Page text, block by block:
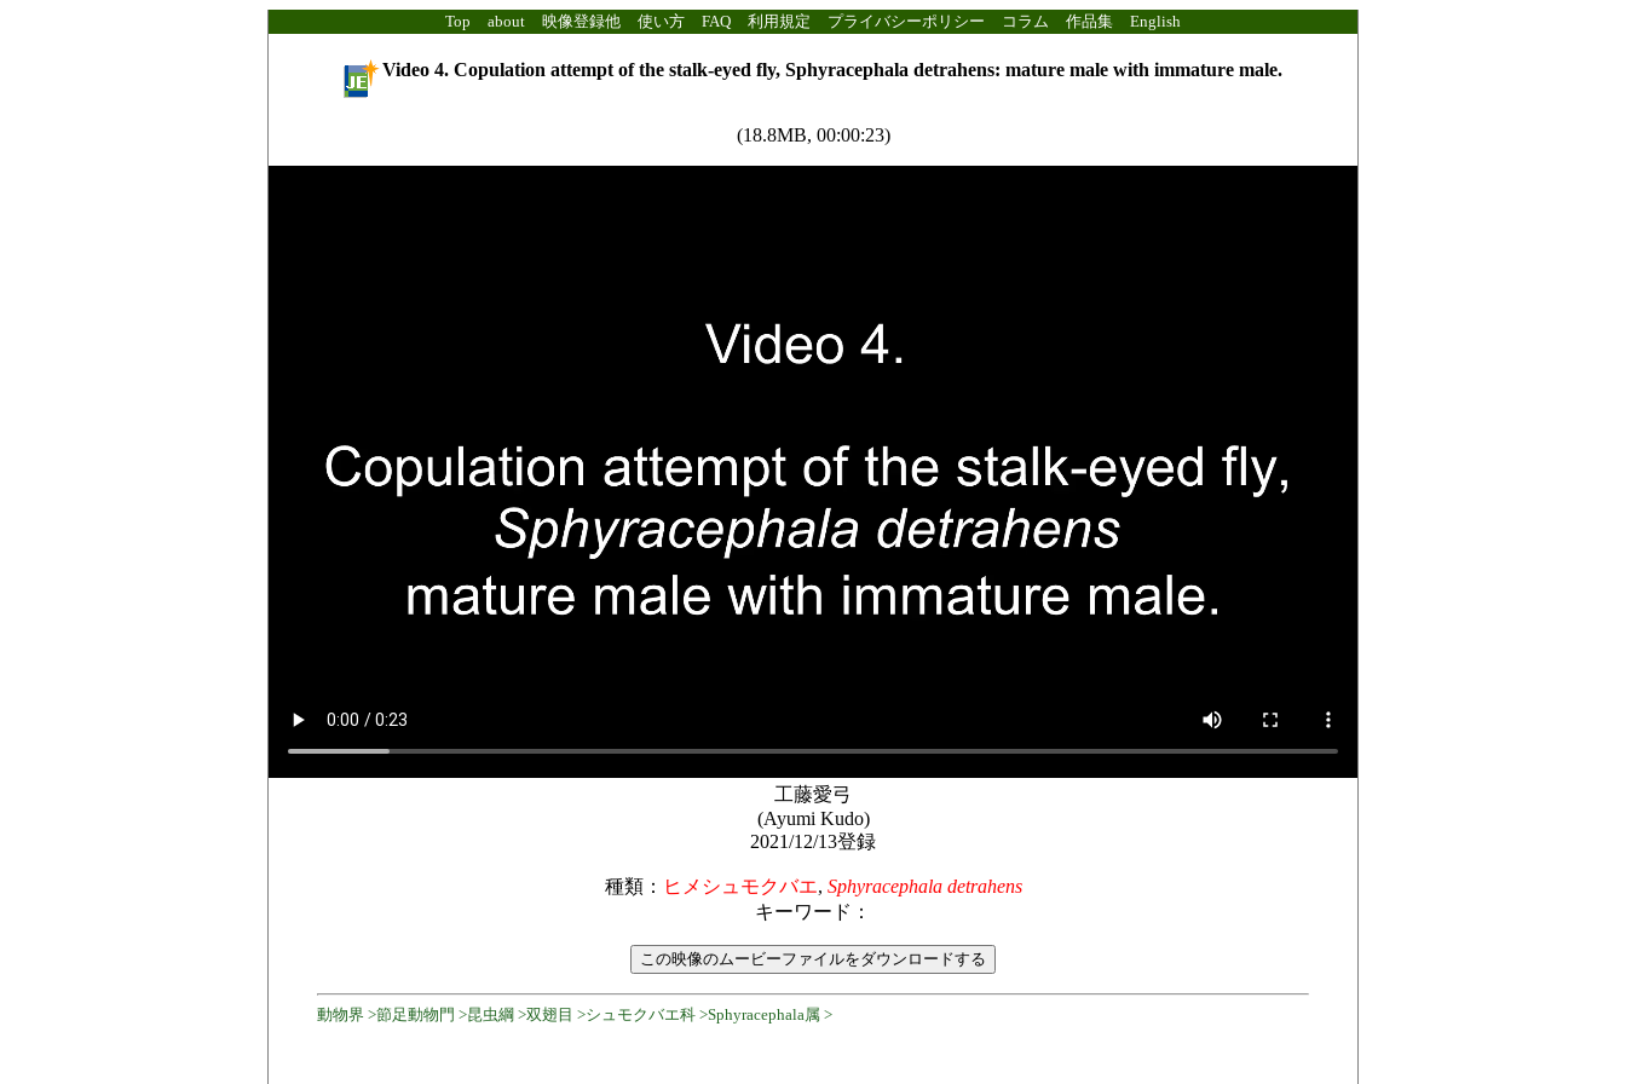
Top about 映像登録他 使い方 FAQ 利用規定 プライバシーポリシー コラム 作品集 English
Video 4. Copulation attempt of the stalk-eyed fly, Sphyracephala detrahens: mature male with immature male.
(18.8MB, 00:00:23)
工藤愛弓
(Ayumi Kudo)
2021/12/13登録
種類： ヒメシュモクバエ, Sphyracephala detrahens
キーワード：
動物界 >節足動物門 >昆虫綱 >双翅目 >シュモクバエ科 >Sphyracephala属 >